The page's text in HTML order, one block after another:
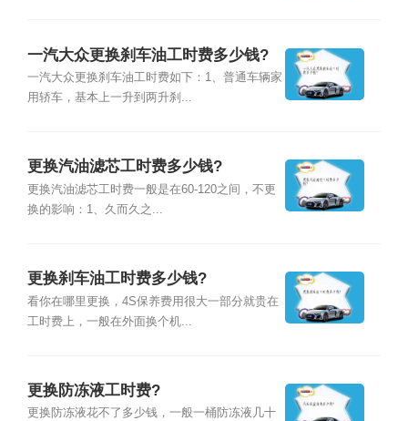
一汽大众更换刹车油工时费多少钱?
一汽大众更换刹车油工时费如下：1、普通车辆家
用轿车，基本上一升到两升刹...
更换汽油滤芯工时费多少钱?
更换汽油滤芯工时费一般是在60-120之间，不更
换的影响：1、久而久之...
更换刹车油工时费多少钱?
看你在哪里更换，4S保养费用很大一部分就贵在
工时费上，一般在外面换个机...
更换防冻液工时费?
更换防冻液花不了多少钱，一般一桶防冻液几十